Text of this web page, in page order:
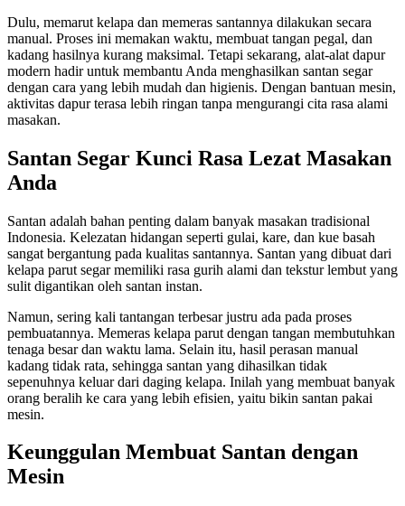
Dulu, memarut kelapa dan memeras santannya dilakukan secara
manual. Proses ini memakan waktu, membuat tangan pegal, dan
kadang hasilnya kurang maksimal. Tetapi sekarang, alat-alat dapur
modern hadir untuk membantu Anda menghasilkan santan segar
dengan cara yang lebih mudah dan higienis. Dengan bantuan mesin,
aktivitas dapur terasa lebih ringan tanpa mengurangi cita rasa alami
masakan.
Santan Segar Kunci Rasa Lezat Masakan
Anda
Santan adalah bahan penting dalam banyak masakan tradisional
Indonesia. Kelezatan hidangan seperti gulai, kare, dan kue basah
sangat bergantung pada kualitas santannya. Santan yang dibuat dari
kelapa parut segar memiliki rasa gurih alami dan tekstur lembut yang
sulit digantikan oleh santan instan.
Namun, sering kali tantangan terbesar justru ada pada proses
pembuatannya. Memeras kelapa parut dengan tangan membutuhkan
tenaga besar dan waktu lama. Selain itu, hasil perasan manual
kadang tidak rata, sehingga santan yang dihasilkan tidak
sepenuhnya keluar dari daging kelapa. Inilah yang membuat banyak
orang beralih ke cara yang lebih efisien, yaitu bikin santan pakai
mesin.
Keunggulan Membuat Santan dengan
Mesin